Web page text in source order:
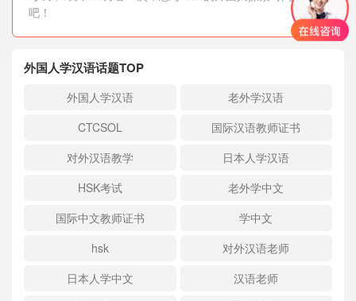
吧！
外国人学汉语话题TOP
外国人学汉语
老外学汉语
CTCSOL
国际汉语教师证书
对外汉语教学
日本人学汉语
HSK考试
老外学中文
国际中文教师证书
学中文
hsk
对外汉语老师
日本人学中文
汉语老师